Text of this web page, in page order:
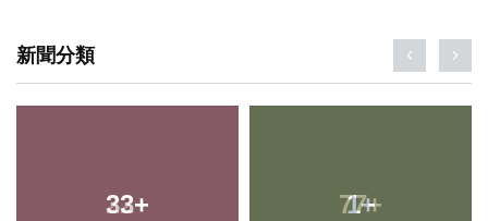
新聞分類
33+ 1+